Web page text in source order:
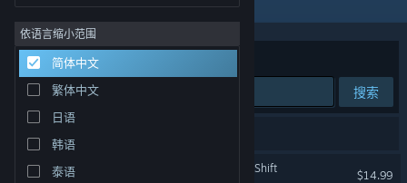
关于
客服
更改语言
获取 Steam 手机应用
依语言缩小范围
简体中文
繁体中文
日语
韩语
泰语
排序依据 相关性
搜索
1 个匹配的搜索结果。
Tactical Troops: Anthracite Shift
$14.99